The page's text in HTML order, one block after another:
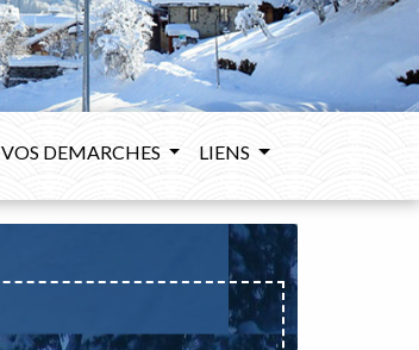
VOS DEMARCHES LIENS